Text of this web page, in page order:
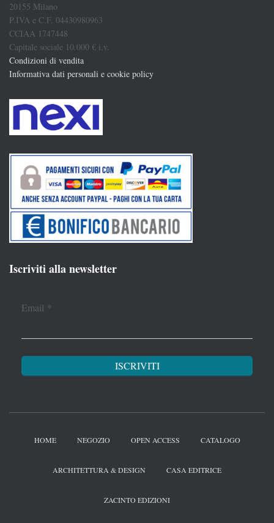
20155 Milano
P.IVA e C.F. 04430980963
CCIAA 1747448
Capitale sociale 10.000 € i.v.
Condizioni di vendita
Informativa dati personali e cookie policy
Iscriviti alla newsletter
Email *
HOME NEGOZIO OPEN ACCESS CATALOGO
ARCHITETTURA & DESIGN CASA EDITRICE
ZACINTO EDIZIONI